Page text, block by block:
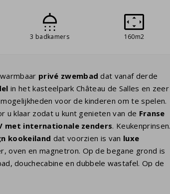
3 badkamers 160m2
privé zwembad dat vanaf derde
in het kasteelpark Château de Salles en zeer
voor de kinderen om te spelen.
klaar zodat u kunt genieten van de Franse
met internationale zenders. Keukenprinsen
kookeiland dat voorzien is van luxe
oven en magnetron. Op de begane grond is
douchecabine en dubbele wastafel. Op de
maken van de separate